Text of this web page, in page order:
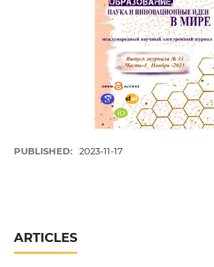
PUBLISHED: 2023-11-17
ARTICLES